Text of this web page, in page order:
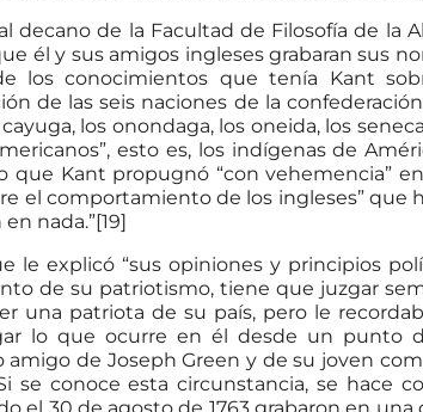
de la Facultad de Filosofía de la
él y sus amigos ingleses grabaran sus
los conocimientos que tenía Kant
de las seis naciones de la
los onondaga, los oneida, los
esto es, los indígenas de
que Kant propugnó “con vehemencia”
el comportamiento de los ingleses” que
nada.”[19]
le explicó “sus opiniones y principios
de su patriotismo, tiene que juzgar
una patriota de su país, pero le
lo que ocurre en él desde un punto
de Joseph Green y de su joven
se conoce esta circunstancia, se hace